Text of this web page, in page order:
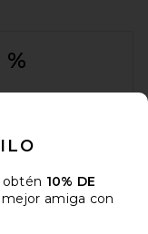
10% DE
amiga con